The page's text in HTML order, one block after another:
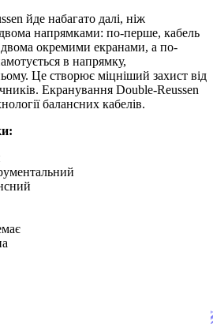
йде набагато далі, ніж
напрямками: по-перше, кабель
окремими екранами, а по-
в напрямку,
Це створює міцніший захист від
Екранування Double-Reussen
балансних кабелів.